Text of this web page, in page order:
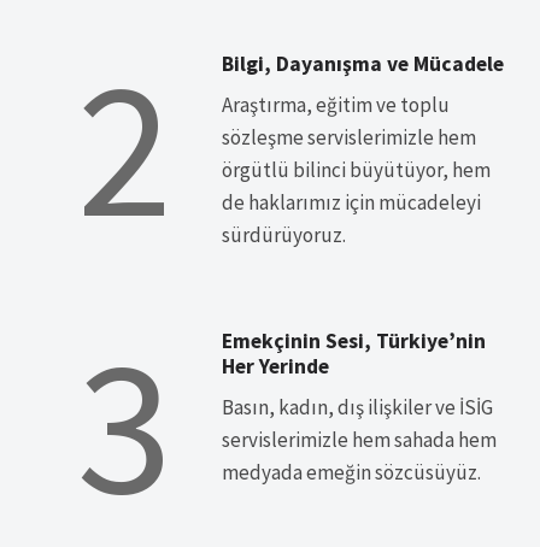
2
Bilgi, Dayanışma ve Mücadele
Araştırma, eğitim ve toplu
sözleşme servislerimizle hem
örgütlü bilinci büyütüyor, hem
de haklarımız için mücadeleyi
sürdürüyoruz.
3
Emekçinin Sesi, Türkiye’nin
Her Yerinde
Basın, kadın, dış ilişkiler ve İSİG
servislerimizle hem sahada hem
medyada emeğin sözcüsüyüz.